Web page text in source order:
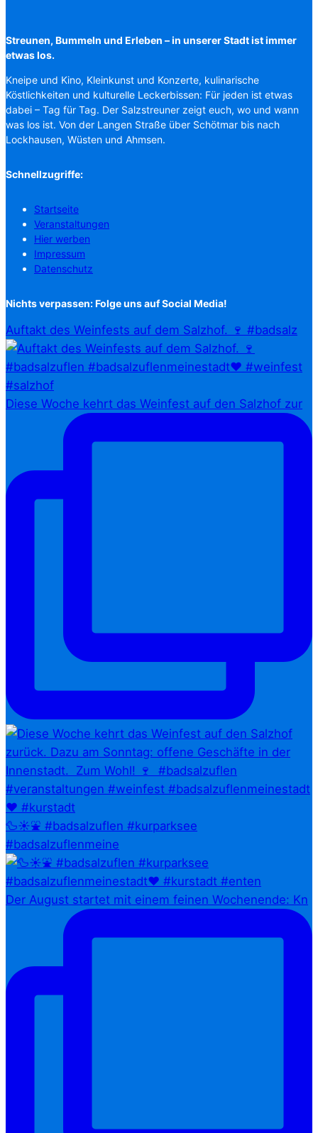
Streunen, Bummeln und Erleben – in unserer Stadt ist immer
etwas los.
Kneipe und Kino, Kleinkunst und Konzerte, kulinarische
Köstlichkeiten und kulturelle Leckerbissen: Für jeden ist etwas
dabei – Tag für Tag. Der Salzstreuner zeigt euch, wo und wann
was los ist. Von der Langen Straße über Schötmar bis nach
Lockhausen, Wüsten und Ahmsen.
Schnellzugriffe:
Startseite
Veranstaltungen
Hier werben
Impressum
Datenschutz
Nichts verpassen: Folge uns auf Social Media!
Auftakt des Weinfests auf dem Salzhof. 🍷 #badsalz
Diese Woche kehrt das Weinfest auf den Salzhof zur
🦆☀️⛲ #badsalzuflen #kurparksee
#badsalzuflenmeine
Der August startet mit einem feinen Wochenende: Kn